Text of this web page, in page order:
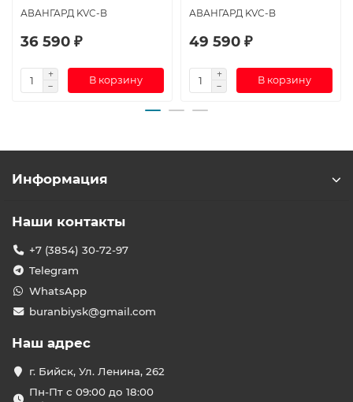
АВАНГАРД KVC-B
36 590 ₽
В корзину
АВАНГАРД KVC-B
49 590 ₽
В корзину
Информация
Наши контакты
+7 (3854) 30-72-97
Telegram
WhatsApp
buranbiysk@gmail.com
Наш адрес
г. Бийск, Ул. Ленина, 262
Пн-Пт с 09:00 до 18:00